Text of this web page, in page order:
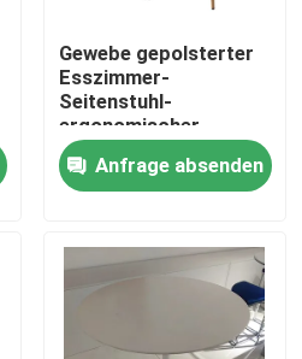
Gewebe gepolsterter
Esszimmer-
Seitenstuhl-
ergonomischer
hinterer Entwurf weiß
Anfrage absenden